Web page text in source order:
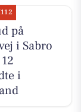
på
i Sabro
i